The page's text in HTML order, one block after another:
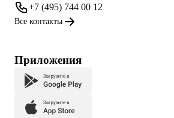
+7 (495) 744 00 12
Все контакты
Приложения